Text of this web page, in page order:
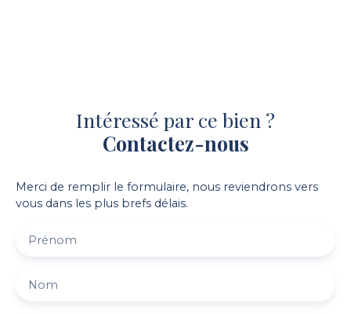
Intéressé par ce bien ?
Contactez-nous
Merci de remplir le formulaire, nous reviendrons vers
vous dans les plus brefs délais.
Prénom
Nom